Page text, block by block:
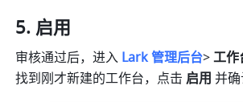
启用
审核通过后，进入 Lark 管理后台> 工作
找到刚才新建的工作台，点击 启用 并确